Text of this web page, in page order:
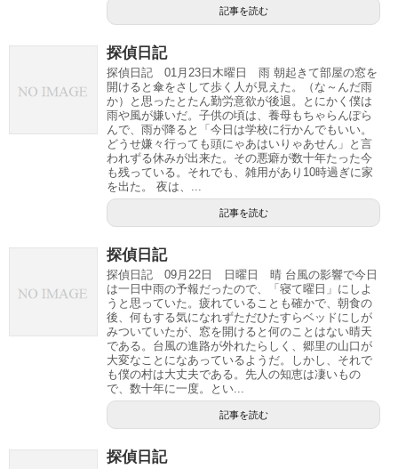
記事を読む
探偵日記
探偵日記 01月23日木曜日 雨 朝起きて部屋の窓を
開けると傘をさして歩く人が見えた。（な～んだ雨
か）と思ったとたん勤労意欲が後退。とにかく僕は
雨や風が嫌いだ。子供の頃は、養母もちゃらんぽら
んで、雨が降ると「今日は学校に行かんでもいい。
どうせ嫌々行っても頭にゃあはいりゃあせん」と言
われずる休みが出来た。その悪癖が数十年たった今
も残っている。それでも、雑用があり10時過ぎに家
を出た。 夜は、...
記事を読む
探偵日記
探偵日記 09月22日 日曜日 晴 台風の影響で今日
は一日中雨の予報だったので、「寝て曜日」にしよ
うと思っていた。疲れていることも確かで、朝食の
後、何もする気になれずただひたすらベッドにしが
みついていたが、窓を開けると何のことはない晴天
である。台風の進路が外れたらしく、郷里の山口が
大変なことになあっているようだ。しかし、それで
も僕の村は大丈夫である。先人の知恵は凄いもの
で、数十年に一度。とい...
記事を読む
探偵日記